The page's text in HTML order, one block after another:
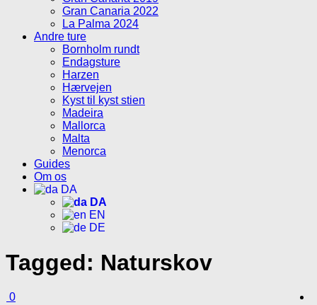
Gran Canaria 2022
La Palma 2024
Andre ture
Bornholm rundt
Endagsture
Harzen
Hærvejen
Kyst til kyst stien
Madeira
Mallorca
Malta
Menorca
Guides
Om os
DA
DA
EN
DE
Tagged: Naturskov
0